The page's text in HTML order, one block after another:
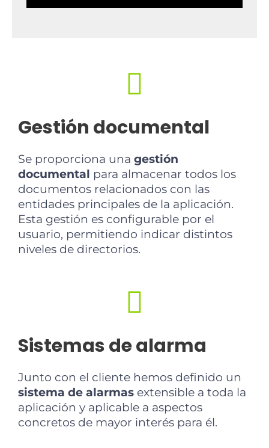
a
Gestión documental
Se proporciona una gestión
documental para almacenar todos los
documentos relacionados con las
entidades principales de la aplicación.
Esta gestión es configurable por el
usuario, permitiendo indicar distintos
niveles de directorios.
Sistemas de alarma
Junto con el cliente hemos definido un
sistema de alarmas extensible a toda la
aplicación y aplicable a aspectos
concretos de mayor interés para él.